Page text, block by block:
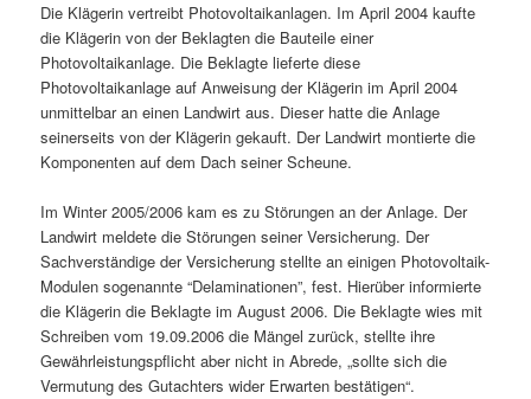
Die Klägerin vertreibt Photovoltaikanlagen. Im April 2004 kaufte
die Klägerin von der Beklagten die Bauteile einer
Photovoltaikanlage. Die Beklagte lieferte diese
Photovoltaikanlage auf Anweisung der Klägerin im April 2004
unmittelbar an einen Landwirt aus. Dieser hatte die Anlage
seinerseits von der Klägerin gekauft. Der Landwirt montierte die
Komponenten auf dem Dach seiner Scheune.
Im Winter 2005/2006 kam es zu Störungen an der Anlage. Der
Landwirt meldete die Störungen seiner Versicherung. Der
Sachverständige der Versicherung stellte an einigen Photovoltaik-
Modulen sogenannte “Delaminationen”, fest. Hierüber informierte
die Klägerin die Beklagte im August 2006. Die Beklagte wies mit
Schreiben vom 19.09.2006 die Mängel zurück, stellte ihre
Gewährleistungspflicht aber nicht in Abrede, „sollte sich die
Vermutung des Gutachters wider Erwarten bestätigen“.